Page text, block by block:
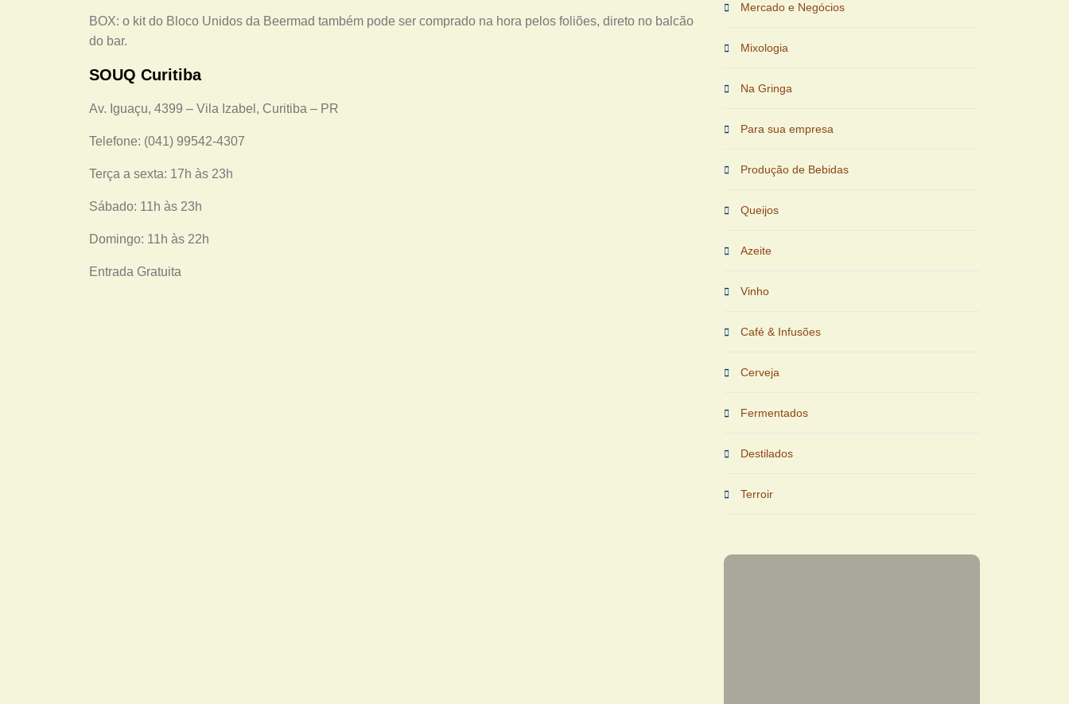
BOX: o kit do Bloco Unidos da Beermad também pode ser comprado na hora pelos foliões, direto no balcão
do bar.
SOUQ Curitiba
Av. Iguaçu, 4399 – Vila Izabel, Curitiba – PR
Telefone: (041) 99542-4307
Terça a sexta: 17h às 23h
Sábado: 11h às 23h
Domingo: 11h às 22h
Entrada Gratuita
Mercado e Negócios
Mixologia
Na Gringa
Para sua empresa
Produção de Bebidas
Queijos
Azeite
Vinho
Café & Infusões
Cerveja
Fermentados
Destilados
Terroir